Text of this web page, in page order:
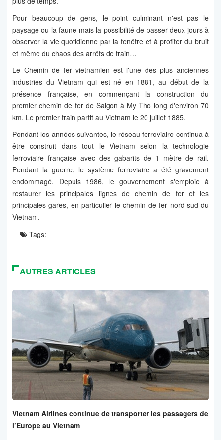
Pour beaucoup de gens, le point culminant n'est pas le
paysage ou la faune mais la possibilité de passer deux jours à
observer la vie quotidienne par la fenêtre et à profiter du bruit
et même du chaos des arrêts de train…
Le Chemin de fer vietnamien est l'une des plus anciennes
industries du Vietnam qui est né en 1881, au début de la
présence française, en commençant la construction du
premier chemin de fer de Saigon à My Tho long d'environ 70
km. Le premier train partit au Vietnam le 20 juillet 1885.
Pendant les années suivantes, le réseau ferroviaire continua à
être construit dans tout le Vietnam selon la technologie
ferroviaire française avec des gabarits de 1 mètre de rail.
Pendant la guerre, le système ferroviaire a été gravement
endommagé. Depuis 1986, le gouvernement s'emploie à
restaurer les principales lignes de chemin de fer et les
principales gares, en particulier le chemin de fer nord-sud du
Vietnam.
Tags:
AUTRES ARTICLES
Vietnam Airlines continue de transporter les passagers de
l’Europe au Vietnam